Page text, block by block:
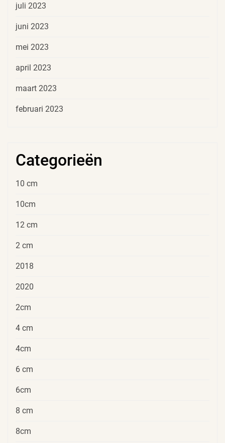
juli 2023
juni 2023
mei 2023
april 2023
maart 2023
februari 2023
Categorieën
10 cm
10cm
12 cm
2 cm
2018
2020
2cm
4 cm
4cm
6 cm
6cm
8 cm
8cm